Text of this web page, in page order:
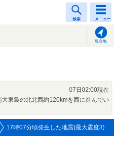
検索 メニュー
現在地
07日02:00現在
東島の北北西約120kmを西に進んでい
17時07分頃発生した地震(最大震度3)